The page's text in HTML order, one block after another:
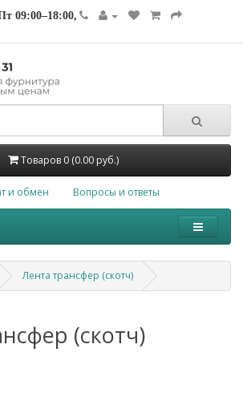
09:00–18:00,
Товаров 0 (0.00 руб.)
и обмен Вопросы и ответы
Лента трансфер (скотч)
(скотч)